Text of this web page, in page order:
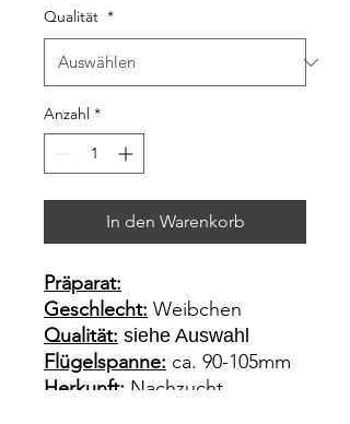
Qualität *
Anzahl *
In den Warenkorb
Präparat:
Geschlecht: Weibchen
Qualität: siehe Auswahl
Flügelspanne: ca. 90-105mm
Herkunft: Nachzucht